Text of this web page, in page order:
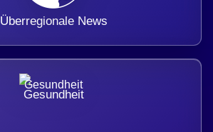
Überregionale News
Gesundheit